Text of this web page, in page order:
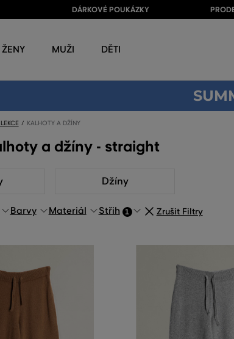
DÁRKOVÉ POUKÁZKY
ŽENY MUŽI DĚTI
KALHOTY A DŽÍNY
a džíny - straight
Džíny
Barvy Materiál Střih 1 Zrušit Filtry